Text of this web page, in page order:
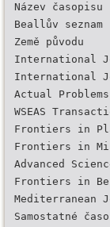
Název časopisu
Beallův seznam
Země původu
International
International
Actual
WSEAS
Frontiers in
Frontiers in
Advanced
Frontiers in
Mediterranean
Samostatné